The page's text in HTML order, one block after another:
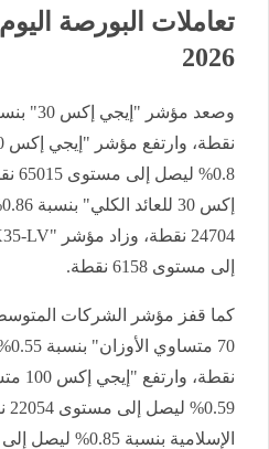
2026
إلى مستوى 6158 نقطة.
كما قفز مؤشر الشركات